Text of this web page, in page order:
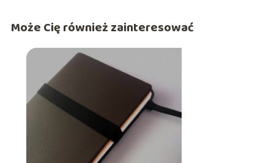
Może Cię również zainteresować